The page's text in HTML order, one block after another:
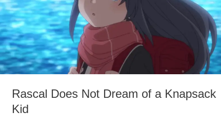
Rascal Does Not Dream of a Knapsack
Kid
of
a
Knapsack
Kid